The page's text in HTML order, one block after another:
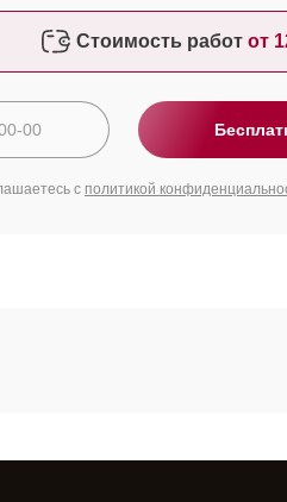
Стоимость работ от
с политикой